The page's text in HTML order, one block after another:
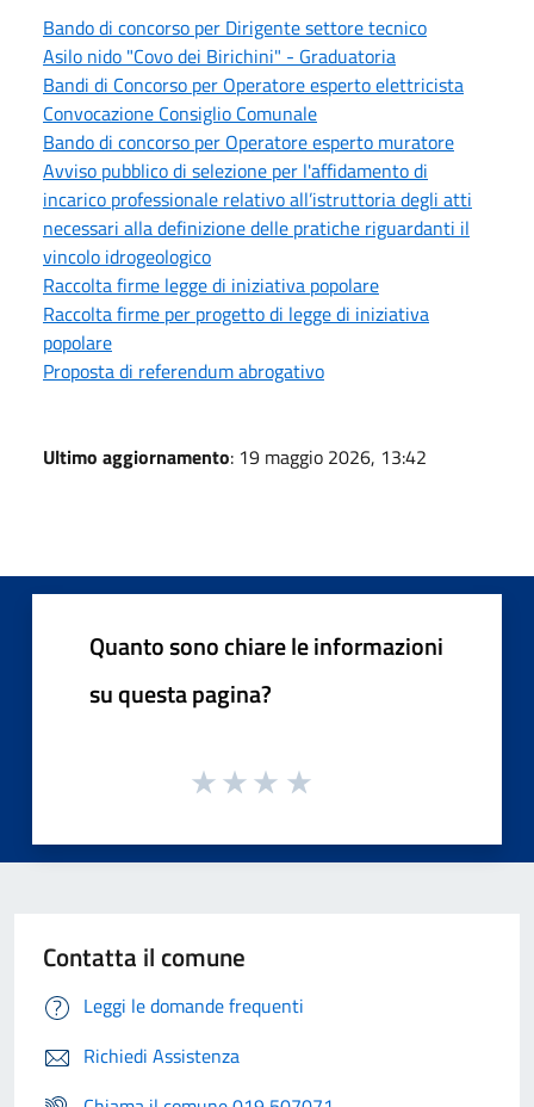
Bando di concorso per Dirigente settore tecnico
Asilo nido "Covo dei Birichini" - Graduatoria
Bandi di Concorso per Operatore esperto elettricista
Convocazione Consiglio Comunale
Bando di concorso per Operatore esperto muratore
Avviso pubblico di selezione per l'affidamento di
incarico professionale relativo all’istruttoria degli atti
necessari alla definizione delle pratiche riguardanti il
vincolo idrogeologico
Raccolta firme legge di iniziativa popolare
Raccolta firme per progetto di legge di iniziativa
popolare
Proposta di referendum abrogativo
Ultimo aggiornamento: 19 maggio 2026, 13:42
Quanto sono chiare le informazioni
su questa pagina?
Contatta il comune
Leggi le domande frequenti
Richiedi Assistenza